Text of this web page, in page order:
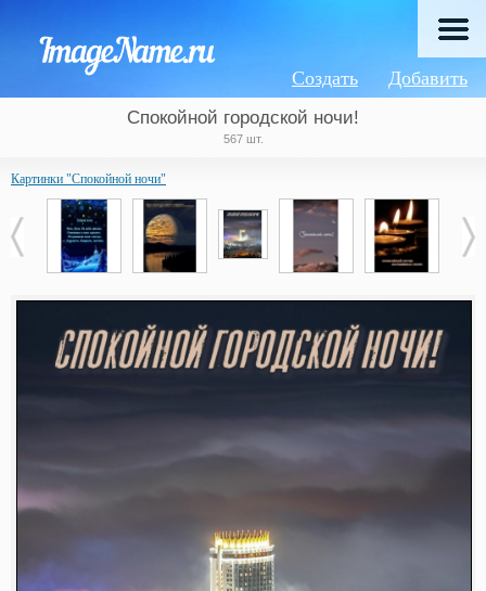
Добавить
Создать
Спокойной городской ночи!
567 шт.
Картинки "Спокойной ночи"